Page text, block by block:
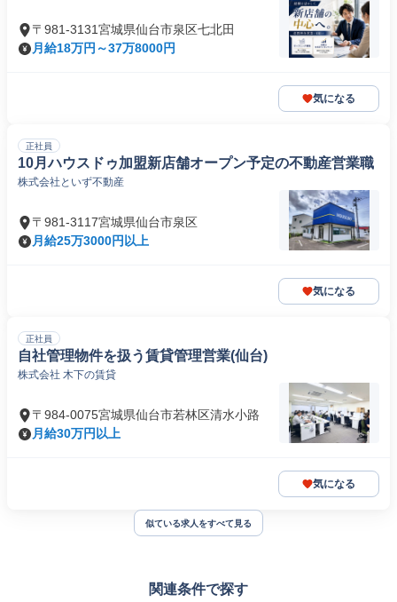
〒981-3131宮城県仙台市泉区七北田
月給18万円～37万8000円
気になる
正社員
10月ハウスドゥ加盟新店舗オープン予定の不動産営業職
株式会社といず不動産
〒981-3117宮城県仙台市泉区
月給25万3000円以上
気になる
正社員
自社管理物件を扱う賃貸管理営業(仙台)
株式会社 木下の賃貸
〒984-0075宮城県仙台市若林区清水小路
月給30万円以上
気になる
似ている求人をすべて見る
関連条件で探す